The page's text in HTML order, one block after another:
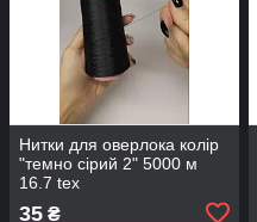
Нитки для оверлока колір
"темно сірий 2" 5000 м
16.7 tex
35 ₴